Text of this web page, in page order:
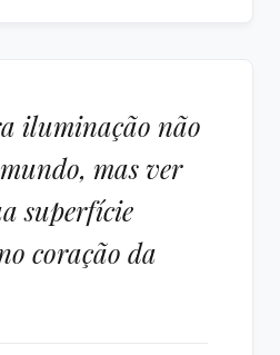
iluminação não
mas ver
superfície
coração da